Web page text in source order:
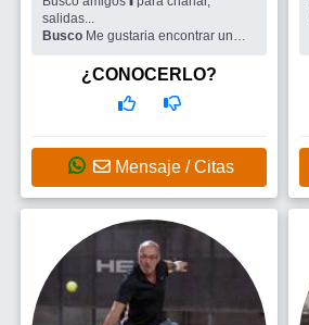
salidas...
Busco Me gustaria encontrar un
¿CONOCERLO?
Mensaje / Citas